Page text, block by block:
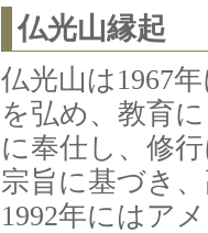
仏光山縁起
仏光山は1967
を弘め、教育
に奉仕し、修
宗旨に基づき
1992年にはア